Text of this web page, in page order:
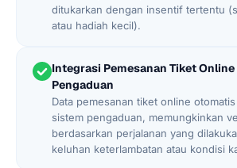
ditukarkan dengan insentif tertentu
atau hadiah kecil).
Integrasi Pemesanan Tiket
Pengaduan
Data pemesanan tiket online
sistem pengaduan, memungkinkan
berdasarkan perjalanan yang
keluhan keterlambatan atau kondisi